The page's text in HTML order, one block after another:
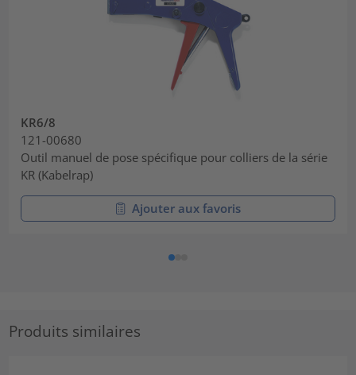
KR6/8
121-00680
Outil manuel de pose spécifique pour colliers de la série
KR (Kabelrap)
Ajouter aux favoris
Produits similaires